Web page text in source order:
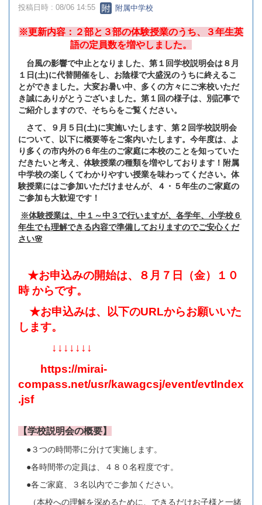
投稿日時 : 08/06 14:55 附属中学校
※更新内容：２部と３部の体験授業のうち、３年生英
語の定員数を増やしました。
台風の影響で中止となりました、第１回学校説明会は８月
１日(土)に代替開催をし、お陰様で大盛況のうちに終えるこ
とができました。大変お暑い中、多くの方々にご来校いただ
き誠にありがとうございました。第１回の様子は、別記事で
ご紹介しますので、そちらをご覧ください。
さて、９月５日(土)に実施いたします、第２回学校説明会
について、以下に概要等をご案内いたします。今年度は、よ
り多くの市内外の６年生のご家庭に本校のことを知っていた
だきたいと考え、体験授業の種類を増やしております！附属
中学校の楽しくてわかりやすい授業を味わってください。体
験授業にはご参加いただけませんが、４・５年生のご家庭の
ご参加も大歓迎です！
※体験授業は、中１～中３で行いますが、各学年、小学校６
年生でも理解できる内容で準備しておりますのでご安心くだ
さい🌸
★お申込みの開始は、８月７日（金）１０
時 からです。
★お申込みは、以下のURLからお願いいた
します。
↓↓↓↓↓↓↓
https://mirai-
compass.net/usr/kawagcsj/event/evtIndex
.jsf
【学校説明会の概要】
●３つの時間帯に分けて実施します。
●各時間帯の定員は、４８０名程度です。
●各ご家庭、３名以内でご参加ください。
（本校への理解を深めるために、できるだけお子様と一緒